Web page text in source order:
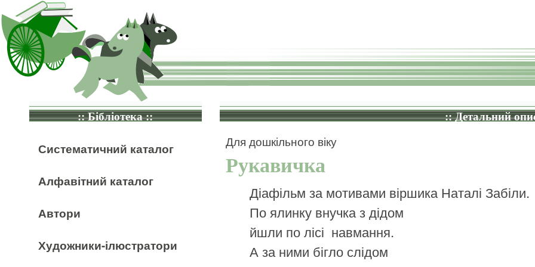
:: Бібліотека ::
Систематичний каталог
Алфавітний каталог
Автори
Художники-ілюстратори
:: Детальний
Для дошкільного віку
Рукавичка
Діафільм за мотивами віршика Наталі Забіли.
По ялинку внучка з дідом
йшли по лісі навмання.
А за ними бігло слідом